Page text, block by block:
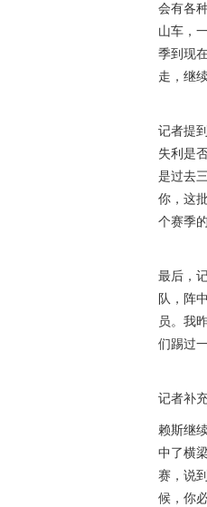
会有各
山车，
季到现
走，继
记者提
失利是
是过去
你，这
个赛季
最后，
队，阵
员。我
们踢过
记者补
赖斯继
中了横
赛，说
候，你